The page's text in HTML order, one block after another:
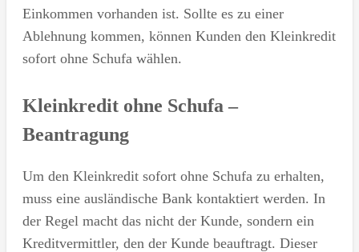
Einkommen vorhanden ist. Sollte es zu einer
Ablehnung kommen, können Kunden den Kleinkredit
sofort ohne Schufa wählen.
Kleinkredit ohne Schufa –
Beantragung
Um den Kleinkredit sofort ohne Schufa zu erhalten,
muss eine ausländische Bank kontaktiert werden. In
der Regel macht das nicht der Kunde, sondern ein
Kreditvermittler, den der Kunde beauftragt. Dieser